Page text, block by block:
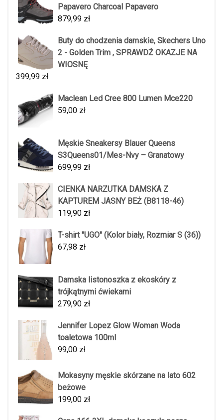
Papavero Charcoal Papavero
879,99 zł
Buty do chodzenia damskie, Skechers Uno
2 - Golden Trim , SPRAWDŹ OKAZJE NA
WIOSNĘ
399,99 zł
Maclean Led Cree 800 Lumen Mce220
59,00 zł
Męskie Sneakersy Blauer Queens
S3Queens01/Mes-Nvy – Granatowy
699,99 zł
CIENKA NARZUTKA DAMSKA Z
KAPTUREM JASNY BEŻ (B8118-46)
119,90 zł
T-shirt "UGO" (Kolor biały, Rozmiar S (36))
67,98 zł
Damska listonoszka z ekoskóry z
trójkątnymi ćwiekami
279,90 zł
Jennifer Lopez Glow Woman Woda
toaletowa 100ml
99,00 zł
Mokasyny męskie skórzane na lato 602
beżowe
199,00 zł